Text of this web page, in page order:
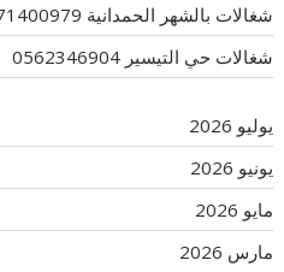
شغالات بالشهر الحمدانية 0571400979
شغالات حي التيسير 0562346904
يوليو 2026
يونيو 2026
مايو 2026
مارس 2026